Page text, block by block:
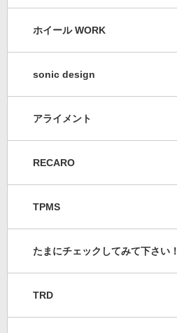
ホイール WORK
sonic design
アライメント
RECARO
TPMS
たまにチェックしてみて下さい！
TRD